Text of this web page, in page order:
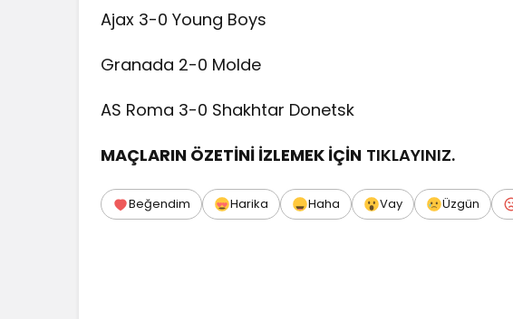
Ajax 3-0 Young Boys
Granada 2-0 Molde
AS Roma 3-0 Shakhtar Donetsk
MAÇLARIN ÖZETİNİ İZLEMEK İÇİN TIKLAYINIZ.
Beğendim Harika Haha Vay Üzgün